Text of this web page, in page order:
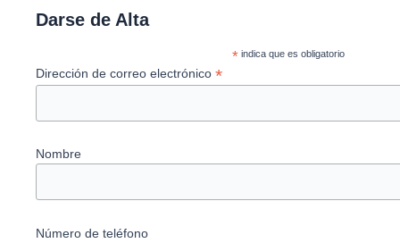
Darse de Alta
*indica que es obligatorio
Dirección de correo electrónico *
Nombre
Número de teléfono